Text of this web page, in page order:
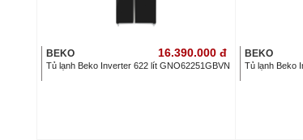
BEKO 16.390.000 đ
Tủ lạnh Beko Inverter 622 lít GNO62251GBVN
BEKO
Tủ lạnh Beko